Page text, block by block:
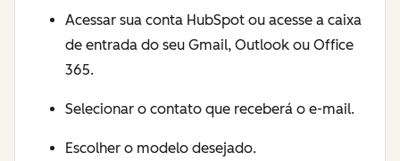
Acessar sua conta HubSpot ou acesse a caixa
de entrada do seu Gmail, Outlook ou Office
365.
Selecionar o contato que receberá o e-mail.
Escolher o modelo desejado.